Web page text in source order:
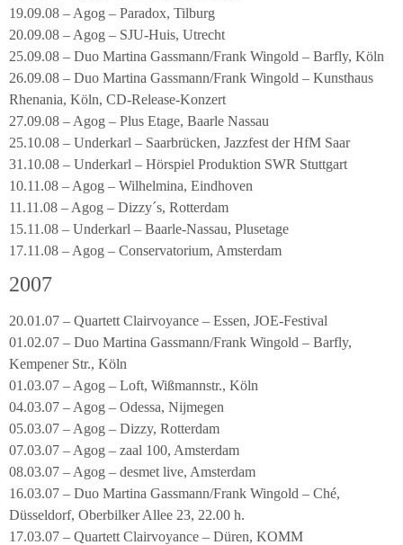
19.09.08 – Agog – Paradox, Tilburg
20.09.08 – Agog – SJU-Huis, Utrecht
25.09.08 – Duo Martina Gassmann/Frank Wingold – Barfly, Köln
26.09.08 – Duo Martina Gassmann/Frank Wingold – Kunsthaus
Rhenania, Köln, CD-Release-Konzert
27.09.08 – Agog – Plus Etage, Baarle Nassau
25.10.08 – Underkarl – Saarbrücken, Jazzfest der HfM Saar
31.10.08 – Underkarl – Hörspiel Produktion SWR Stuttgart
10.11.08 – Agog – Wilhelmina, Eindhoven
11.11.08 – Agog – Dizzy´s, Rotterdam
15.11.08 – Underkarl – Baarle-Nassau, Plusetage
17.11.08 – Agog – Conservatorium, Amsterdam
2007
20.01.07 – Quartett Clairvoyance – Essen, JOE-Festival
01.02.07 – Duo Martina Gassmann/Frank Wingold – Barfly,
Kempener Str., Köln
01.03.07 – Agog – Loft, Wißmannstr., Köln
04.03.07 – Agog – Odessa, Nijmegen
05.03.07 – Agog – Dizzy, Rotterdam
07.03.07 – Agog – zaal 100, Amsterdam
08.03.07 – Agog – desmet live, Amsterdam
16.03.07 – Duo Martina Gassmann/Frank Wingold – Ché,
Düsseldorf, Oberbilker Allee 23, 22.00 h.
17.03.07 – Quartett Clairvoyance – Düren, KOMM